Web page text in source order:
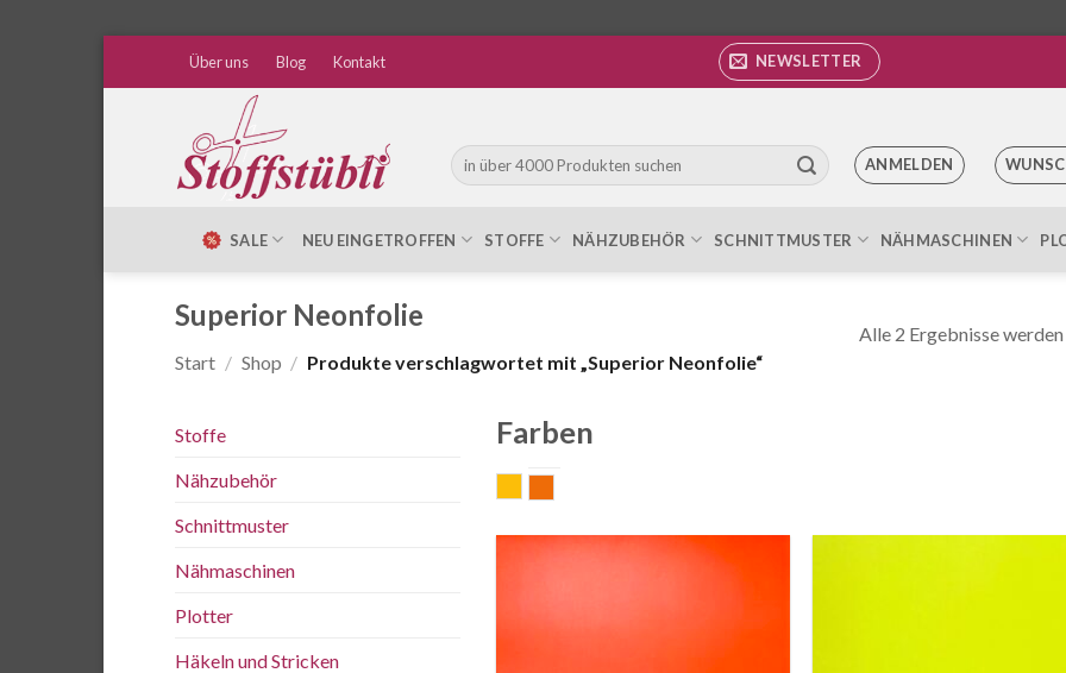
Über uns Blog Kontakt NEWSLETTER
Suche
nach:
ANMELDEN
SALE NEU EINGETROFFEN STOFFE NÄHZUBEHÖR SCHNITTMUSTER NÄHMASCHINEN
Superior Neonfolie
Start / Shop / Produkte verschlagwortet mit „Superior Neonfolie“
Alle 2 Ergebnisse
Stoffe
Nähzubehör
Schnittmuster
Nähmaschinen
Plotter
Häkeln und Stricken
Farben